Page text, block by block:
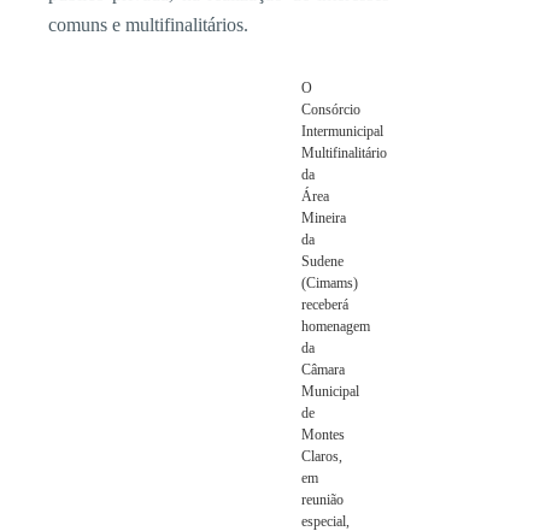
comuns e multifinalitários.
O
Consórcio
Intermunicipal
Multifinalitário
da
Área
Mineira
da
Sudene
(Cimams)
receberá
homenagem
da
Câmara
Municipal
de
Montes
Claros,
em
reunião
especial,